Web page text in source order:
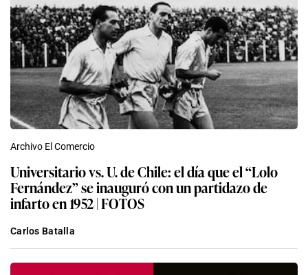
Archivo El Comercio
Universitario vs. U. de Chile: el día que el “Lolo
Fernández” se inauguró con un partidazo de
infarto en 1952 | FOTOS
Carlos Batalla